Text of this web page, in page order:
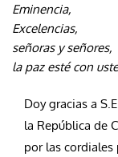
Eminencia,
Excelencias,
señoras y señores,
la paz esté con
Doy gracias a
la República de
por las